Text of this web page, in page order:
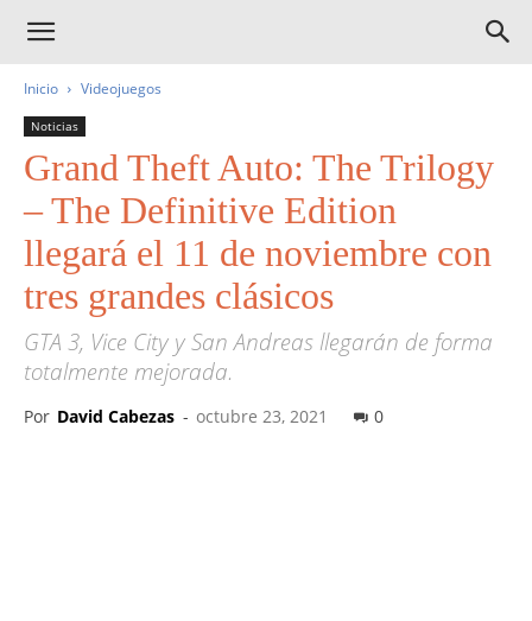
Inicio Videojuegos
Noticias
Grand Theft Auto: The Trilogy
– The Definitive Edition
llegará el 11 de noviembre con
tres grandes clásicos
GTA 3, Vice City y San Andreas llegarán de forma
totalmente mejorada.
Por David Cabezas - octubre 23, 2021 0